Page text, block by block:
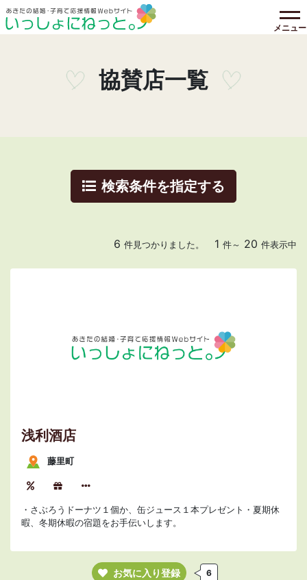
メニュー
協賛店一覧
検索条件を指定する
6 件見つかりました。 1 件～ 20 件表示中
浅利酒店
藤里町
・さぶろうドーナツ１個か、缶ジュース１本プレゼント・夏期休
暇、冬期休暇の宿題をお手伝いします。
お気に入り登録 6